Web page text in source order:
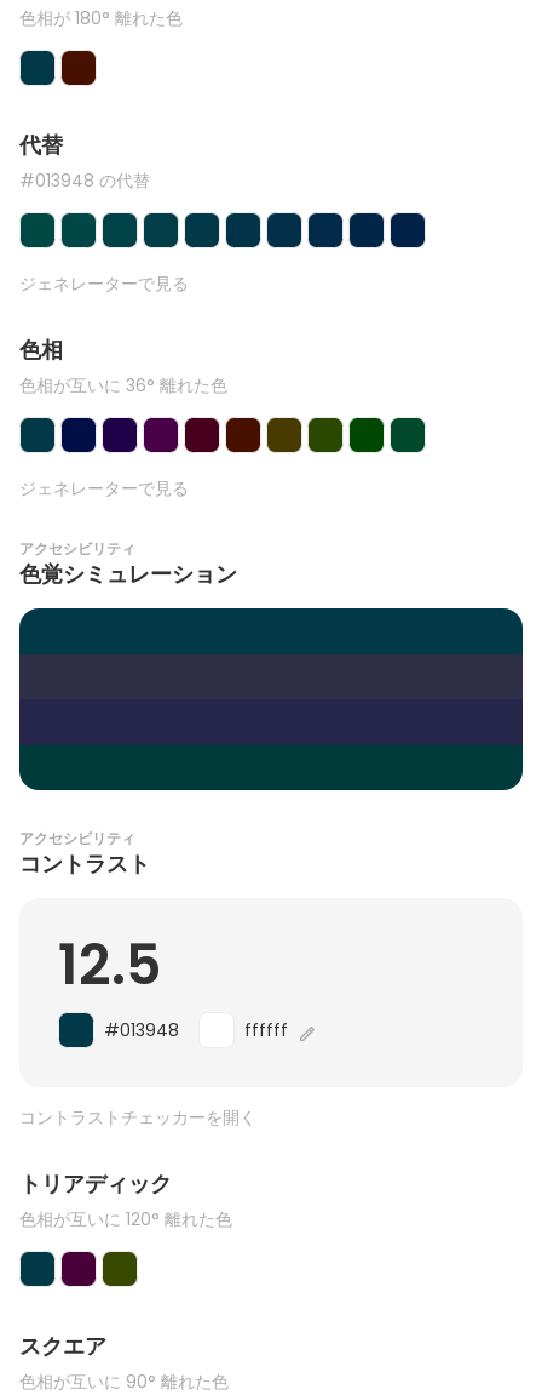
色相が 180° 離れた色
代替
#013948 の代替
ジェネレーターで見る
色相
色相が互いに 36° 離れた色
ジェネレーターで見る
アクセシビリティ
色覚シミュレーション
アクセシビリティ
コントラスト
12.5
#013948 ffffff
コントラストチェッカーを開く
トリアディック
色相が互いに 120° 離れた色
スクエア
色相が互いに 90° 離れた色